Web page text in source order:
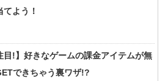
てよう！
目!】好きなゲームの課金アイテムが無
できちゃう裏ワザ!?